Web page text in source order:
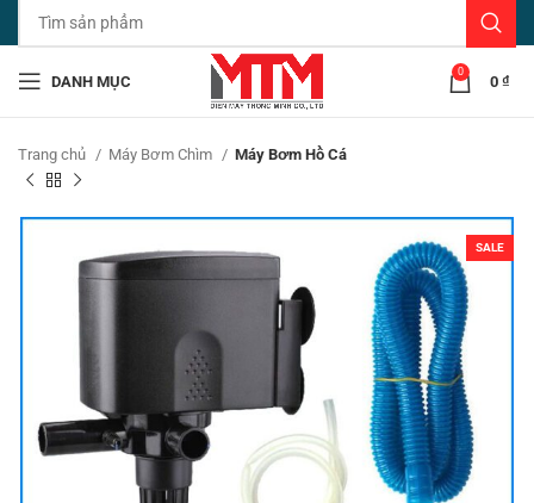
DANH MỤC
0
0 ₫
Trang chủ Máy Bơm Chìm Máy Bơm Hồ Cá
SALE